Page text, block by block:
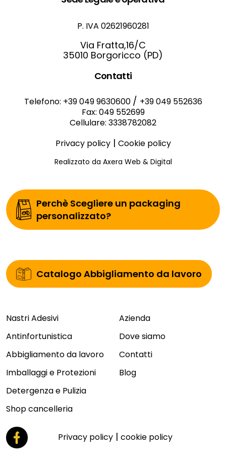
P. IVA 02621960281
Via Fratta,16/C
35010 Borgoricco (PD)
Contatti
Telefono: +39 049 9630600 / +39 049 552636
Fax: 049 552699
Cellulare: 3338782082
Privacy policy| Cookie policy
Realizzato da Axera Web & Digital
Perchè Scegliere un packaging
personalizzato?
Catalogo Abbigliamento da lavoro
Nastri Adesivi
Antinfortunistica
Abbigliamento da lavoro
Imballaggi e Protezioni
Detergenza e Pulizia
Shop cancelleria
Azienda
Dove siamo
Contatti
Blog
Privacy policy |cookie policy